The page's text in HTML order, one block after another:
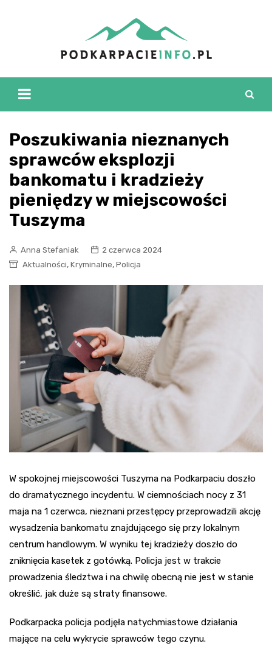
Poszukiwania nieznanych
sprawców eksplozji
bankomatu i kradzieży
pieniędzy w miejscowości
Tuszyma
Anna Stefaniak
2 czerwca 2024
Aktualności, Kryminalne, Policja
W spokojnej miejscowości Tuszyma na Podkarpaciu doszło
do dramatycznego incydentu. W ciemnościach nocy z 31
maja na 1 czerwca, nieznani przestępcy przeprowadzili akcję
wysadzenia bankomatu znajdującego się przy lokalnym
centrum handlowym. W wyniku tej kradzieży doszło do
zniknięcia kasetek z gotówką. Policja jest w trakcie
prowadzenia śledztwa i na chwilę obecną nie jest w stanie
określić, jak duże są straty finansowe.
Podkarpacka policja podjęła natychmiastowe działania
mające na celu wykrycie sprawców tego czynu.